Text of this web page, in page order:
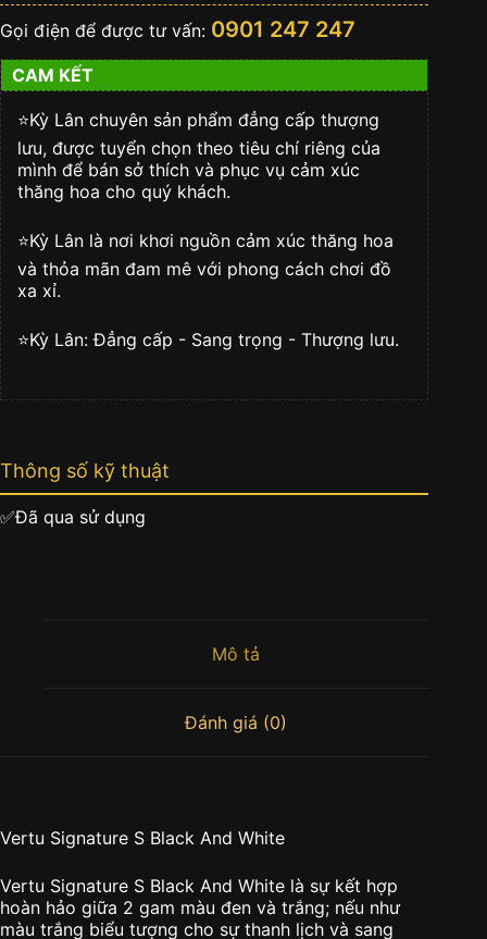
And
White
số
lượng
Gọi điện để được tư vấn: 0901 247 247
CAM KẾT
⭐️Kỳ Lân chuyên sản phẩm đẳng cấp thượng
lưu, được tuyển chọn theo tiêu chí riêng của
mình để bán sở thích và phục vụ cảm xúc
thăng hoa cho quý khách.
⭐️Kỳ Lân là nơi khơi nguồn cảm xúc thăng hoa
và thỏa mãn đam mê với phong cách chơi đồ
xa xỉ.
⭐️Kỳ Lân: Đẳng cấp - Sang trọng - Thượng lưu.
Thông số kỹ thuật
✅Đã qua sử dụng
Mô tả
Đánh giá (0)
Vertu Signature S Black And White
Vertu Signature S Black And White là sự kết hợp
hoàn hảo giữa 2 gam màu đen và trắng; nếu như
màu trắng biểu tượng cho sự thanh lịch và sang